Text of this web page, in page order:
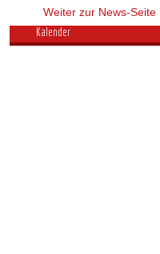
Weiter zur News-Seite
Kalender